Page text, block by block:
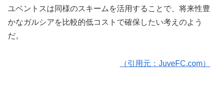
ユベントスは同様のスキームを活用することで、将来性豊
かなガルシアを比較的低コストで確保したい考えのよう
だ。
（引用元：JuveFC.com）